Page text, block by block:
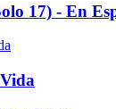
17) - En